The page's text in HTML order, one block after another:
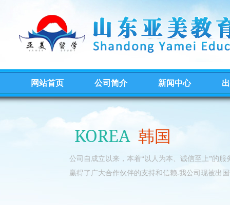
网站首页 公司简介 新闻中心
KOREA 韩国
公司自成立以来，本着“以人为本、诚信至上”的
赢得了广大合作伙伴的支持和信赖.我公司现被出